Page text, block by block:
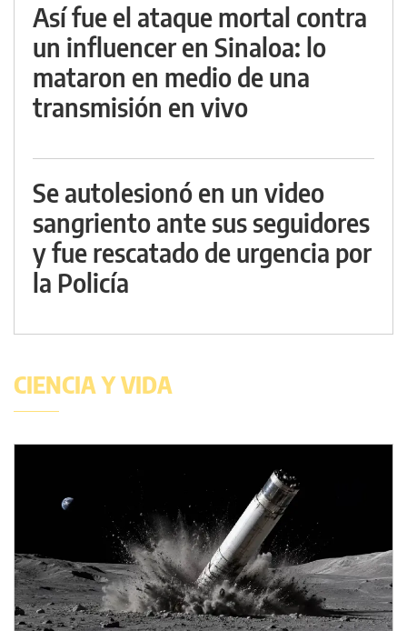
Así fue el ataque mortal contra
un influencer en Sinaloa: lo
mataron en medio de una
transmisión en vivo
Se autolesionó en un video
sangriento ante sus seguidores
y fue rescatado de urgencia por
la Policía
CIENCIA Y VIDA